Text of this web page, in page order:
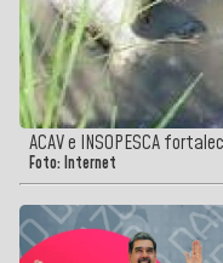
ACAV e INSOPESCA
Foto: Internet